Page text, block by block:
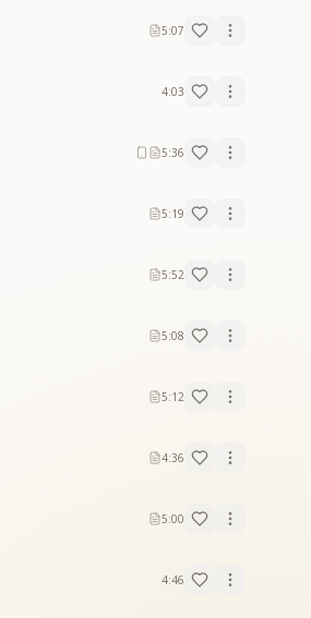
5:07
4:03
5:36
5:19
5:52
5:08
5:12
4:36
5:00
4:46